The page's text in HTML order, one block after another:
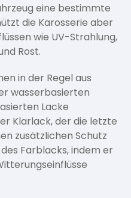
eine bestimmte
die Karosserie aber
wie UV-Strahlung,
Rost.
in der Regel aus
wasserbasierten
Lacke
Klarlack, der die letzte
zusätzlichen Schutz
Farblacks, indem er